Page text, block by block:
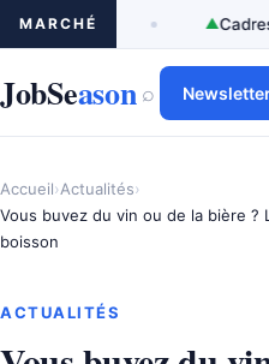
MARCHÉ
▲Cadres IT : +5 % —
JobSeason ⌕
Accueil›Actualités›
Vous buvez du vin ou de la bière ?
boisson
ACTUALITÉS